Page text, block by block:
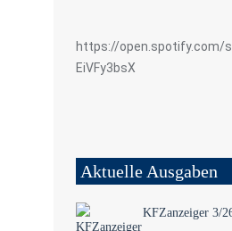
https://open.spotify.com/
EiVFy3bsX
Aktuelle Ausgaben
KFZanzeiger 3/